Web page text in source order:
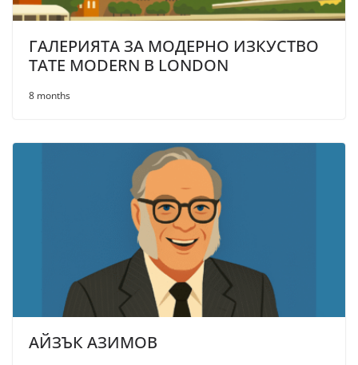
ГАЛЕРИЯТА ЗА МОДЕРНО ИЗКУСТВО
TATE MODERN В LONDON
8 months
АЙЗЪК АЗИМОВ